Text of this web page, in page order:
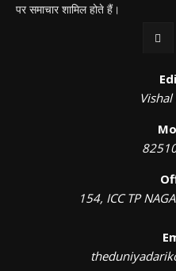
पर समाचार शामिल होते हैं।
Vishal
154, ICC TP